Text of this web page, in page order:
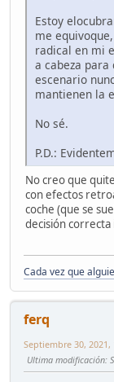
Estoy
me
radical en mi
a cabeza
escenario
mantienen la
No sé.
P.D.:
No creo que
con efectos
coche (que se
decisión correcta
Cada vez que
ferq
Septiembre 30, 2021,
Ultima modificación: